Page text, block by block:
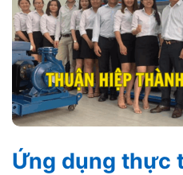
Ứng dụng thực